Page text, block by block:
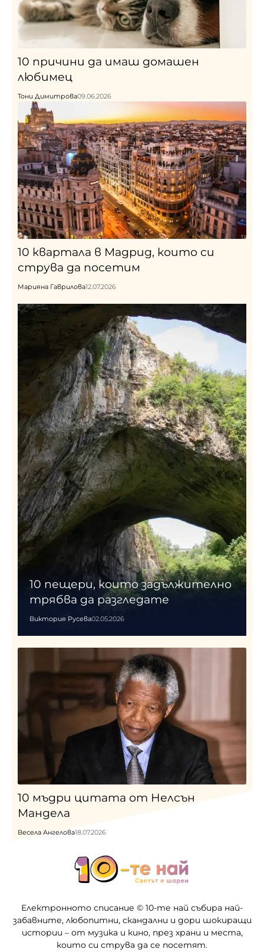
10 причини да имаш домашен
любимец
Тони Димитрова09.06.2026
10 квартала в Мадрид, които си
струва да посетим
Марияна Гаврилова12.07.2026
10 пещери, които задължително
трябва да разгледате
Виктория Русева02.05.2026
10 мъдри цитата от Нелсън
Мандела
Весела Ангелова18.07.2026
Електронното списание © 10-те най събира най-
забавните, любопитни, скандални и дори шокиращи
истории – от музика и кино, през храни и места,
които си струва да се посетят.